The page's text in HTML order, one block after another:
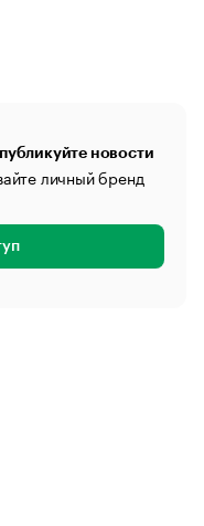
новости
личный бренд